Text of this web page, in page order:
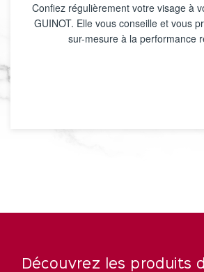
Confiez régulièrement votre visage à
GUINOT. Elle vous conseille et vous
sur-mesure à la performance
Découvrez les produits